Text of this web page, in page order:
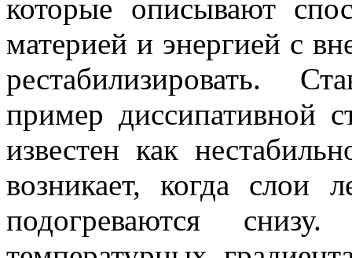
которые описывают
материей и энергией с
рестабилизировать.
пример диссипативной
известен как
возникает, когда слои
подогреваются